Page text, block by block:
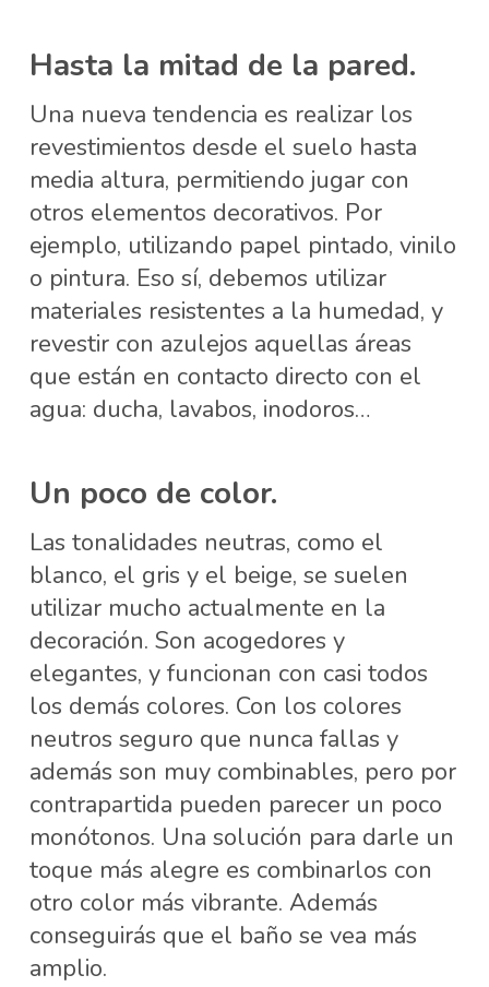
Hasta la mitad de la pared.
Una nueva tendencia es realizar los
revestimientos desde el suelo hasta
media altura, permitiendo jugar con
otros elementos decorativos. Por
ejemplo, utilizando papel pintado, vinilo
o pintura. Eso sí, debemos utilizar
materiales resistentes a la humedad, y
revestir con azulejos aquellas áreas
que están en contacto directo con el
agua: ducha, lavabos, inodoros…
Un poco de color.
Las tonalidades neutras, como el
blanco, el gris y el beige, se suelen
utilizar mucho actualmente en la
decoración. Son acogedores y
elegantes, y funcionan con casi todos
los demás colores. Con los colores
neutros seguro que nunca fallas y
además son muy combinables, pero por
contrapartida pueden parecer un poco
monótonos. Una solución para darle un
toque más alegre es combinarlos con
otro color más vibrante. Además
conseguirás que el baño se vea más
amplio.